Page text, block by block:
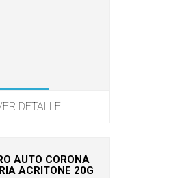
DETALLE
AUTO CORONA
ACRITONE 20G